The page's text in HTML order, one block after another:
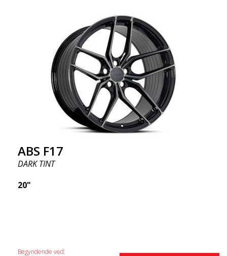
ABS F17
DARK TINT
20"
Begyndende ved: